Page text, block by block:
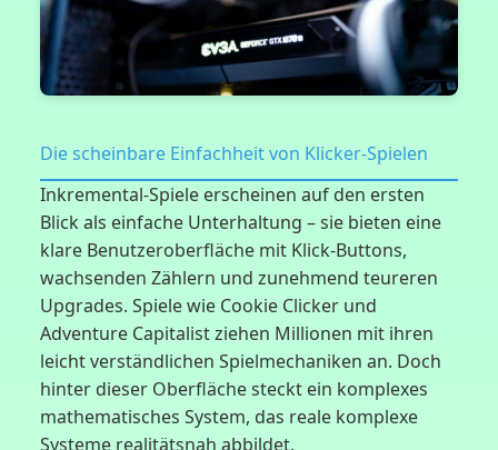
Die scheinbare Einfachheit von Klicker-Spielen
Inkremental-Spiele erscheinen auf den ersten
Blick als einfache Unterhaltung – sie bieten eine
klare Benutzeroberfläche mit Klick-Buttons,
wachsenden Zählern und zunehmend teureren
Upgrades. Spiele wie Cookie Clicker und
Adventure Capitalist ziehen Millionen mit ihren
leicht verständlichen Spielmechaniken an. Doch
hinter dieser Oberfläche steckt ein komplexes
mathematisches System, das reale komplexe
Systeme realitätsnah abbildet.